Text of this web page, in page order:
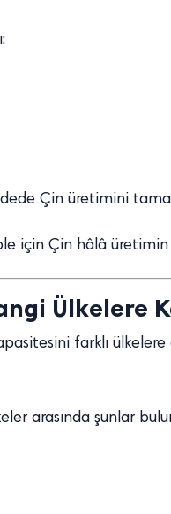
Çin üretimini
için Çin hâlâ
Ülkelere
farklı
arasında şunlar